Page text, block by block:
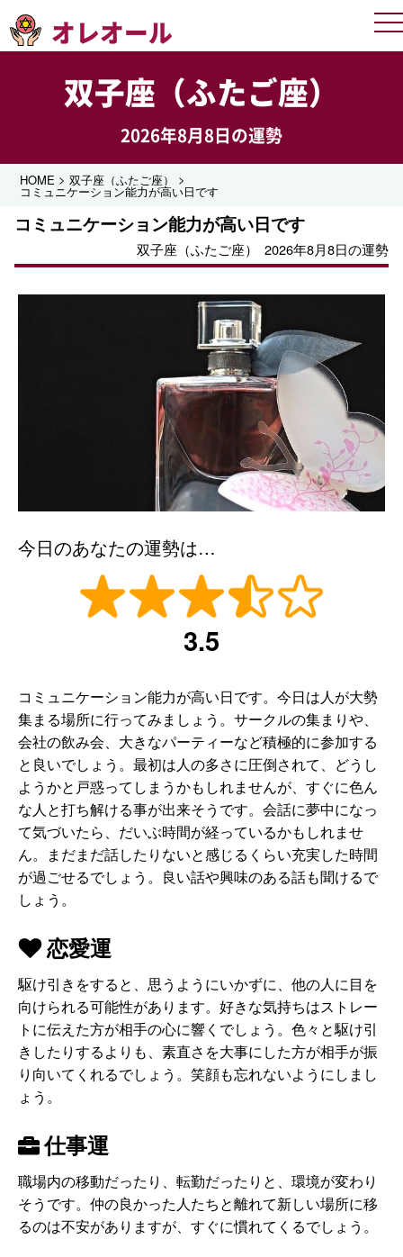
オレオール
双子座（ふたご座）
2026年8月8日の運勢
HOME >双子座（ふたご座） >
コミュニケーション能力が高い日です
コミュニケーション能力が高い日です
双子座（ふたご座） 2026年8月8日の運勢
今日のあなたの運勢は…
3.5
コミュニケーション能力が高い日です。今日は人が大勢
集まる場所に行ってみましょう。サークルの集まりや、
会社の飲み会、大きなパーティーなど積極的に参加する
と良いでしょう。最初は人の多さに圧倒されて、どうし
ようかと戸惑ってしまうかもしれませんが、すぐに色ん
な人と打ち解ける事が出来そうです。会話に夢中になっ
て気づいたら、だいぶ時間が経っているかもしれませ
ん。まだまだ話したりないと感じるくらい充実した時間
が過ごせるでしょう。良い話や興味のある話も聞けるで
しょう。
恋愛運
駆け引きをすると、思うようにいかずに、他の人に目を
向けられる可能性があります。好きな気持ちはストレー
トに伝えた方が相手の心に響くでしょう。色々と駆け引
きしたりするよりも、素直さを大事にした方が相手が振
り向いてくれるでしょう。笑顔も忘れないようにしまし
ょう。
仕事運
職場内の移動だったり、転勤だったりと、環境が変わり
そうです。仲の良かった人たちと離れて新しい場所に移
るのは不安がありますが、すぐに慣れてくるでしょう。